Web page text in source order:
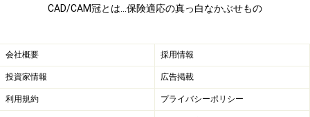
歯科医が考えるCAD/CAM冠のメリット・デ
メリット
実際の臨床でCAD/CAM冠を利用するかどうかの判断に必
要なのは、審美的なメリットだけではなく、強度と耐久
CAD/CAM冠とは…保険適応の真っ白なかぶせもの
会社概要 採用情報
投資家情報 広告掲載
利用規約 プライバシーポリシー